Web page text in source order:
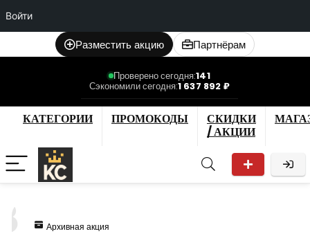
Войти
Разместить акцию Партнёрам
Проверено сегодня:141
Сэкономили сегодня:1 637 892 ₽
КАТЕГОРИИ ПРОМОКОДЫ
СКИДКИ
/ АКЦИИ
Архивная акция